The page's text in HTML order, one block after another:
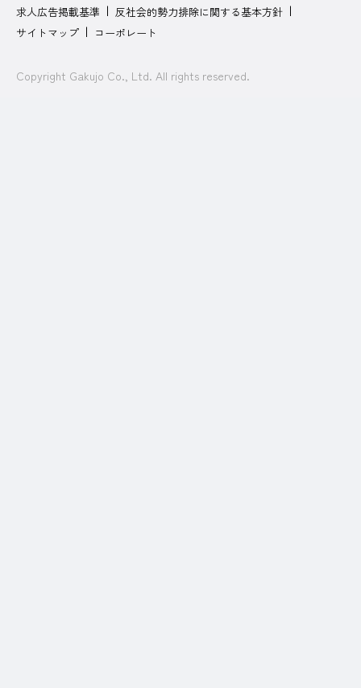
求人広告掲載基準
反社会的勢力排除に関する基本方針
サイトマップ
コーポレート
Copyright Gakujo Co., Ltd. All rights reserved.